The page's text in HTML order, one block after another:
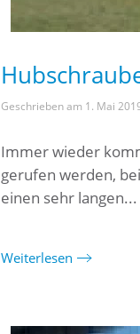
Geschrieben am 1. Mai
Immer wieder
gerufen werden,
einen sehr langen...
Weiterlesen